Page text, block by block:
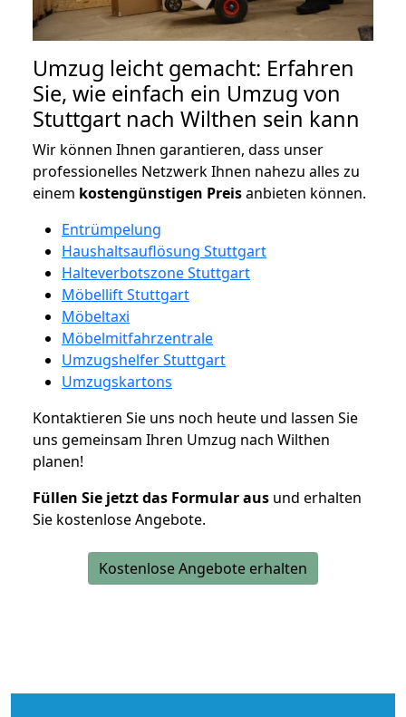
Umzug leicht gemacht: Erfahren
Sie, wie einfach ein Umzug von
Stuttgart nach Wilthen sein kann
Wir können Ihnen garantieren, dass unser
professionelles Netzwerk Ihnen nahezu alles zu
einem kostengünstigen Preisanbieten können.
Entrümpelung
Haushaltsauflösung Stuttgart
Halteverbotszone Stuttgart
Möbellift Stuttgart
Möbeltaxi
Möbelmitfahrzentrale
Umzugshelfer Stuttgart
Umzugskartons
Kontaktieren Sie uns noch heute und lassen Sie
uns gemeinsam Ihren Umzug nach Wilthen
planen!
Füllen Sie jetzt das Formular aus und erhalten
Sie kostenlose Angebote.
Kostenlose Angebote erhalten